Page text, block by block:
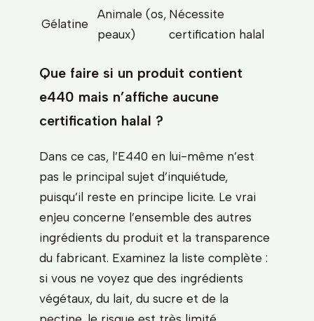
Gélatine
Animale (os,
peaux)
Nécessite
certification halal
Que faire si un produit contient
e440 mais n’affiche aucune
certification halal ?
Dans ce cas, l’E440 en lui-même n’est
pas le principal sujet d’inquiétude,
puisqu’il reste en principe licite. Le vrai
enjeu concerne l’ensemble des autres
ingrédients du produit et la transparence
du fabricant. Examinez la liste complète :
si vous ne voyez que des ingrédients
végétaux, du lait, du sucre et de la